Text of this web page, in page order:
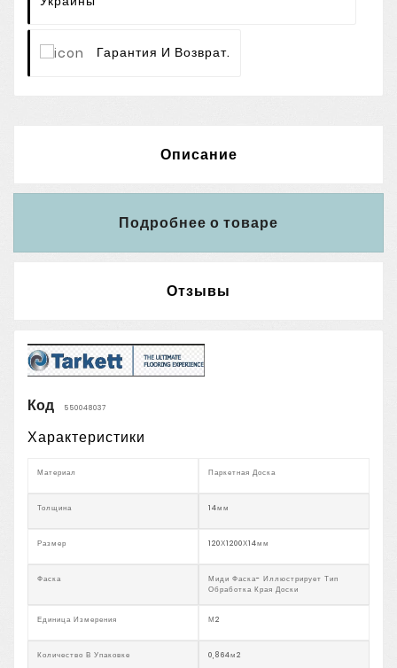
Гарантия И Возврат.
Описание
Подробнее о товаре
Отзывы
Код 550048037
Характеристики
Материал Паркетная Доска
Толщина 14мм
Размер 120Х1200Х14мм
Фаска
Миди Фаска- Иллюстрирует Тип
Обработка Края Доски
Единица Измерения М2
Количество В Упаковке 0,864м2